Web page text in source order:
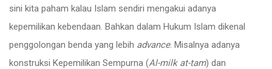
sini kita paham kalau Islam sendiri mengakui adanya
kepemilikan kebendaan. Bahkan dalam Hukum Islam dikenal
penggolongan benda yang lebih advance. Misalnya adanya
konstruksi Kepemilikan Sempurna (Al-milk at-tam) dan